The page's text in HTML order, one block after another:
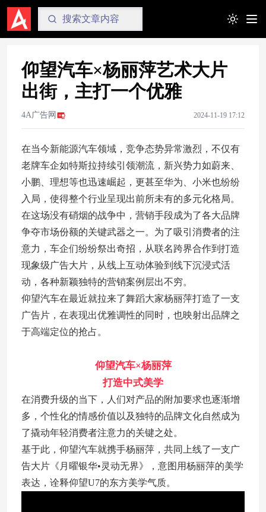
Toggle
仰望汽车×杨丽萍艺术大片
出街，主打一个优雅
4A广告网 2024-11-19 17:12
在当今新能源汽车领域，竞争态势异常激烈，不仅有
老牌车企如特斯拉持续引领潮流，新兴势力如蔚来、
小鹏、理想等也迅速崛起，更甚至华为、小米也纷纷
入局，使得整个行业呈现出前所未有的多元化格局。
在这场没有硝烟的战争中，营销手段成为了各大品牌
争夺市场份额的关键武器之一。为了吸引消费者的注
意力，车企们纷纷祭出奇招，从联名跨界合作到打造
现象级广告大片，从线上互动体验到线下沉浸式活
动，各种新颖独特的营销案例层出不穷。
仰望汽车在最近就拉来了舞蹈大家杨丽萍打造了一支
广告片，在表现出优雅调性的同时，也映射出品牌之
于高端定位的抢占。
仰望汽车×杨丽萍
打造中式美学
在消费升级的当下，人们对产品的附加要求也逐渐增
多，个性化的情感价值以及独特的品牌文化自然成为
了撬动年轻消费者注意力的关键之处。
基于此，仰望汽车就携手杨丽萍，共同上线了一支广
告大片《月曜银华•灵动无界》，意图用杨丽萍的美学
表达，诠释仰望U7的东方美学气质。